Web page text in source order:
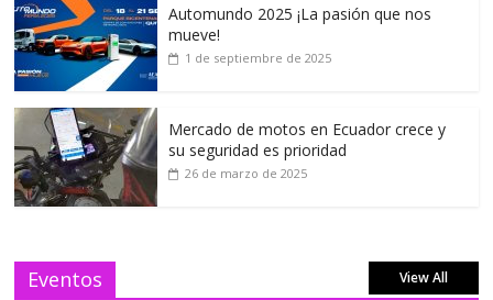
Automundo 2025 ¡La pasión que nos
mueve!
1 de septiembre de 2025
Mercado de motos en Ecuador crece y
su seguridad es prioridad
26 de marzo de 2025
Eventos View All